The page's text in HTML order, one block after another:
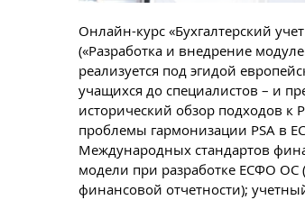
Онлайн-курс «Бухгалтерский
(«Разработка и внедрение
реализуется под эгидой
учащихся до специалистов – и
исторический обзор подходов к
проблемы гармонизации PSA в
Международных стандартов
модели при разработке ЕСФО ОС
финансовой отчетности);